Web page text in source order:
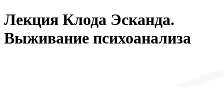
Лекция Клода Эсканда.
Выживание психоанализа